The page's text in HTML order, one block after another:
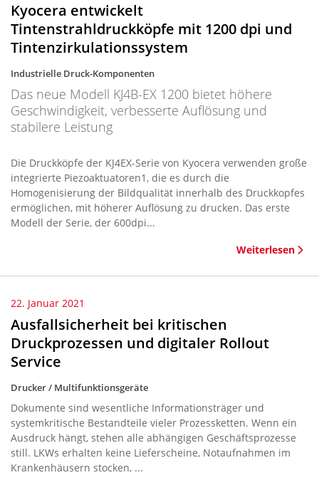
Kyocera entwickelt
Tintenstrahldruckköpfe mit 1200 dpi und
Tintenzirkulationssystem
Industrielle Druck-Komponenten
Das neue Modell KJ4B-EX 1200 bietet höhere
Geschwindigkeit, verbesserte Auflösung und
stabilere Leistung
Die Druckköpfe der KJ4EX-Serie von Kyocera verwenden große
integrierte Piezoaktuatoren1, die es durch die
Homogenisierung der Bildqualität innerhalb des Druckkopfes
ermöglichen, mit höherer Auflösung zu drucken. Das erste
Modell der Serie, der 600dpi...
Weiterlesen
22. Januar 2021
Ausfallsicherheit bei kritischen
Druckprozessen und digitaler Rollout
Service
Drucker / Multifunktionsgeräte
Dokumente sind wesentliche Informationsträger und
systemkritische Bestandteile vieler Prozessketten. Wenn ein
Ausdruck hängt, stehen alle abhängigen Geschäftsprozesse
still. LKWs erhalten keine Lieferscheine, Notaufnahmen im
Krankenhäusern stocken, ...